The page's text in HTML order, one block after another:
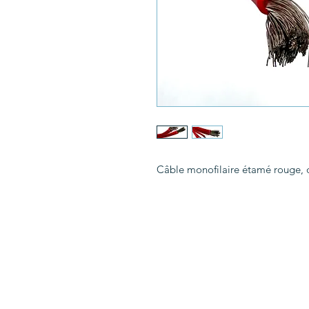
Câble monofilaire étamé rouge,